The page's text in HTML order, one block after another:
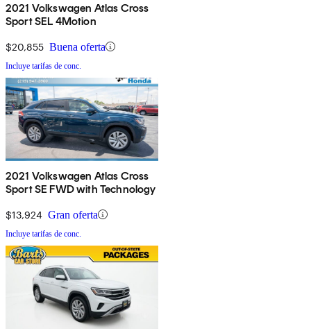
2021 Volkswagen Atlas Cross
Sport SEL 4Motion
$20,855 Buena oferta
Incluye tarifas de conc.
2021 Volkswagen Atlas Cross
Sport SE FWD with Technology
$13,924 Gran oferta
Incluye tarifas de conc.